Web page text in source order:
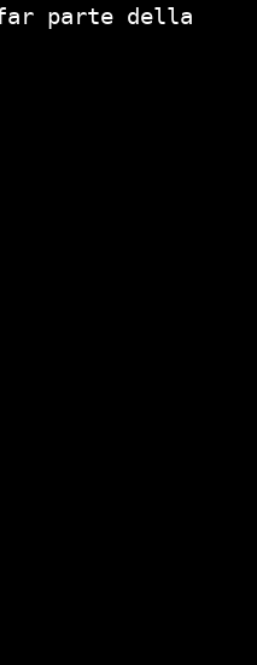
parte della